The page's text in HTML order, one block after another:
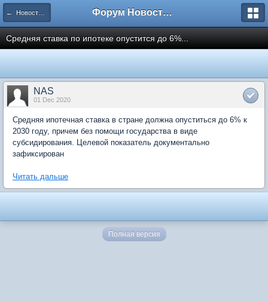
← Новости рынка недвижимости Форум Новостройки
Средняя ставка по ипотеке опустится до 6%...
NAS
01 Dec 2020
Средняя ипотечная ставка в стране должна опуститься до 6% к
2030 году, причем без помощи государства в виде
субсидирования. Целевой показатель документально
зафиксирован
Читать дальше
Полная версия